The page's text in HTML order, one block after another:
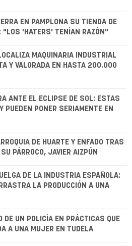
EN PAMPLONA SU TIENDA DE
"LOS 'HATERS' TENÍAN RAZÓN"
MAQUINARIA INDUSTRIAL
Y VALORADA EN HASTA 200.000
ANTE EL ECLIPSE DE SOL: ESTAS
PUEDEN PONER SERIAMENTE EN
DE HUARTE Y ENFADO TRAS
PÁRROCO, JAVIER AIZPÚN
DE LA INDUSTRIA ESPAÑOLA:
LA PRODUCCIÓN A UNA
DE UN POLICÍA EN PRÁCTICAS QUE
A UNA MUJER EN TUDELA